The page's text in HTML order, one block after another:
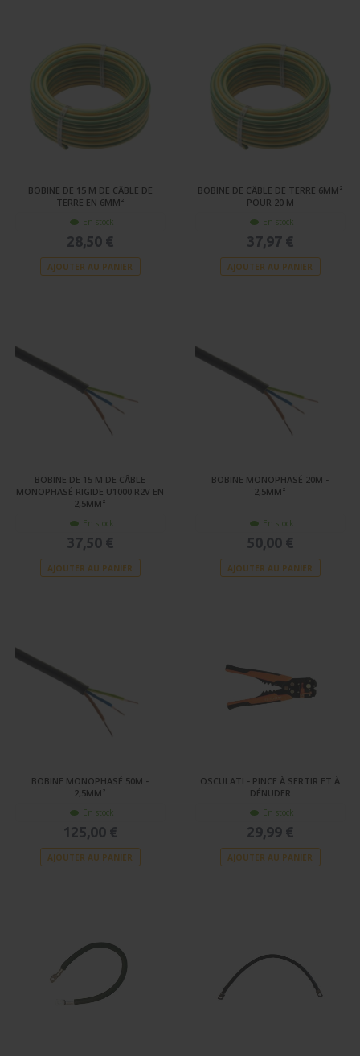
BOBINE DE 15 M DE CÂBLE DE
TERRE EN 6MM²
En stock
28,50 €
AJOUTER AU PANIER
BOBINE DE CÂBLE DE TERRE 6MM²
POUR 20 M
En stock
37,97 €
AJOUTER AU PANIER
BOBINE DE 15 M DE CÂBLE
MONOPHASÉ RIGIDE U1000 R2V EN
2,5MM²
En stock
37,50 €
AJOUTER AU PANIER
BOBINE MONOPHASÉ 20M -
2,5MM²
En stock
50,00 €
AJOUTER AU PANIER
BOBINE MONOPHASÉ 50M -
2,5MM²
En stock
125,00 €
AJOUTER AU PANIER
OSCULATI - PINCE À SERTIR ET À
DÉNUDER
En stock
29,99 €
AJOUTER AU PANIER